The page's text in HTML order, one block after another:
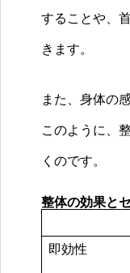
することや、
きます。
また、身体の
このように、
くのです。
整体の効果と
即効性